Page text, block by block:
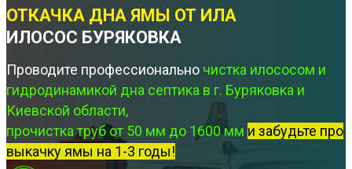
ОТКАЧКА ДНА ЯМЫ ОТ ИЛА
ИЛОСОС БУРЯКОВКА
Проводите профессионально чистка илососом и
гидродинамикой дна септика в г. Буряковка и
Киевской области,
прочистка труб от 50 мм до 1600 мм и забудьте про
выкачку ямы на 1-3 годы!